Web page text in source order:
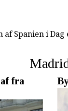
af Spanien i
fra